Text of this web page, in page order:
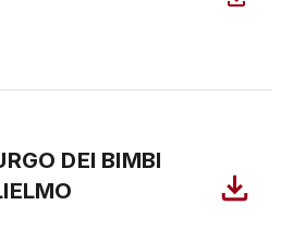
DEI BIMBI